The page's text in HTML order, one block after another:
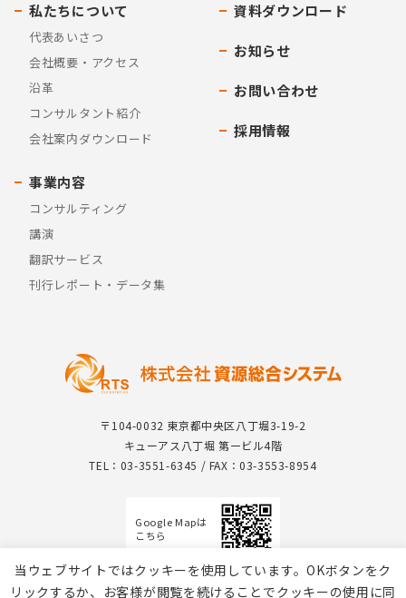
〒104-0032 東京都中央区八丁堀3-19-2
キューアス八丁堀 第一ビル4階
TEL：03-3551-6345 / FAX：03-3553-8954
Google Mapは
こちら
私たちについて
代表あいさつ
会社概要・アクセス
沿革
コンサルタント紹介
会社案内ダウンロード
事業内容
コンサルティング
講演
翻訳サービス
刊行レポート・データ集
資料ダウンロード
お知らせ
お問い合わせ
採用情報
当ウェブサイトではクッキーを使用しています。OKボタンをク
リックするか、お客様が閲覧を続けることでクッキーの使用に同